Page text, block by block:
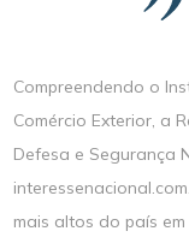
Compreendendo o
Comércio Exterior, a
Defesa e Segurança
mais altos do país